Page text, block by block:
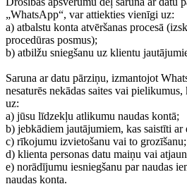
„WhatsApp“, var attiekties vienīgi uz:
a) atbalstu konta atvēršanas procesā
procedūras posmus);
b) atbilžu sniegšanu uz klientu
Saruna ar datu pārziņu, izmantojot
nesaturēs nekādas saites vai pielikumus,
uz:
a) jūsu līdzekļu atlikumu naudas kontā;
b) jebkādiem jautājumiem, kas saistīti
c) rīkojumu izvietošanu vai to grozīšanu;
d) klienta personas datu maiņu vai
e) norādījumu iesniegšanu par naudas
naudas konta.